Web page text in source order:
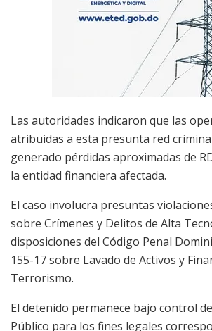
Las autoridades indicaron que las
atribuidas a esta presunta red
generado pérdidas aproximadas de
la entidad financiera afectada.
El caso involucra presuntas
sobre Crímenes y Delitos de Alta
disposiciones del Código Penal
155-17 sobre Lavado de Activos y
Terrorismo.
El detenido permanece bajo control
Público para los fines legales